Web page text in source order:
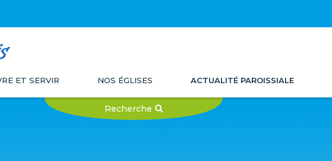
ACTUALITÉ PAROISSIALE
ET SERVIR NOS ÉGLISES
Recherche